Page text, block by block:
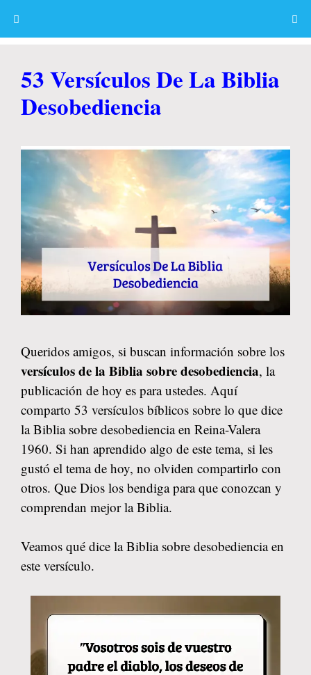
53 Versículos De La Biblia
Desobediencia
Queridos amigos, si buscan información sobre los
versículos de la Biblia sobre desobediencia, la
publicación de hoy es para ustedes. Aquí
comparto 53 versículos bíblicos sobre lo que dice
la Biblia sobre desobediencia en Reina-Valera
1960. Si han aprendido algo de este tema, si les
gustó el tema de hoy, no olviden compartirlo con
otros. Que Dios los bendiga para que conozcan y
comprendan mejor la Biblia.
Veamos qué dice la Biblia sobre desobediencia en
este versículo.